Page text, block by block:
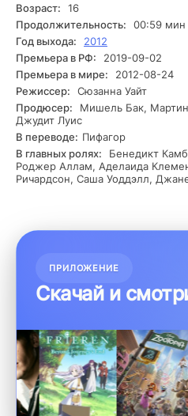
понять, что произошло в день
сталкиваются с личными
недомолвками. Одновременно
происходить странные вещи,
напряжение. Непонятные
фантах парада создают
Некоторые участники начинают
исчезновение связано с чем-
опасным, чем просто потеря
команда сталкивается с
или приостановиться, чтобы
событиями. Они понимают,
большее, чем просто праздник.
Возраст:
16
Продолжительность:
00:59 мин
Год выхода:
2012
Премьера в РФ:
2019-09-02
Премьера в мире:
2012-08-24
Режиссер:
Сюзанна Уайт
Продюсер:
Мишель Бак,
Джудит Луис
В переводе: Пифагор
В главных ролях:
Бенедикт
Роджер Аллам, Аделаида
Ричардсон, Саша Уоддэлл,
ПРИЛОЖЕНИЕ
Скачай и